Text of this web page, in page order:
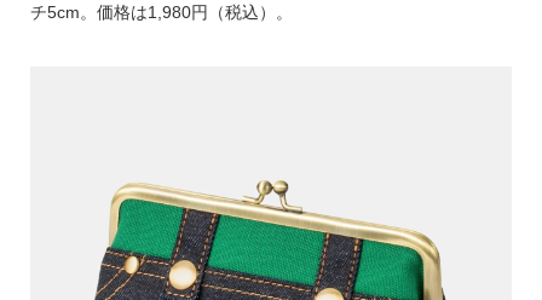
チ5cm。価格は1,980円（税込）。